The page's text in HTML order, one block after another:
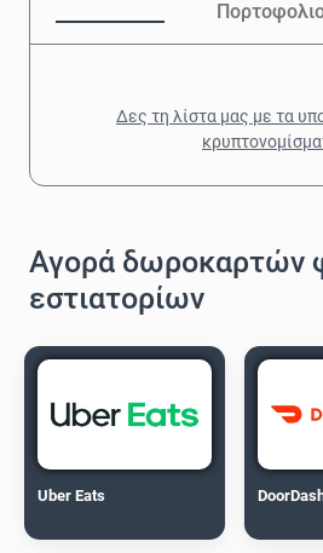
Δες τη λίστα μας με τα
Αγορά δωροκαρτών
εστιατορίων
Uber Eats